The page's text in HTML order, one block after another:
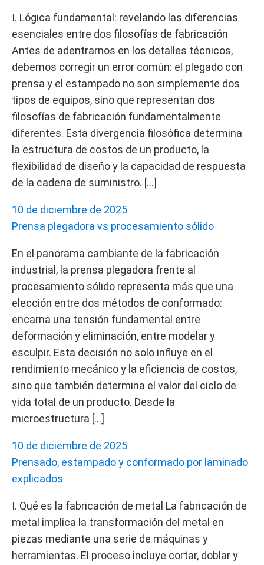
Ⅰ. Lógica fundamental: revelando las diferencias
esenciales entre dos filosofías de fabricación
Antes de adentrarnos en los detalles técnicos,
debemos corregir un error común: el plegado con
prensa y el estampado no son simplemente dos
tipos de equipos, sino que representan dos
filosofías de fabricación fundamentalmente
diferentes. Esta divergencia filosófica determina
la estructura de costos de un producto, la
flexibilidad de diseño y la capacidad de respuesta
de la cadena de suministro. […]
10 de diciembre de 2025
Prensa plegadora vs procesamiento sólido
En el panorama cambiante de la fabricación
industrial, la prensa plegadora frente al
procesamiento sólido representa más que una
elección entre dos métodos de conformado:
encarna una tensión fundamental entre
deformación y eliminación, entre modelar y
esculpir. Esta decisión no solo influye en el
rendimiento mecánico y la eficiencia de costos,
sino que también determina el valor del ciclo de
vida total de un producto. Desde la
microestructura […]
10 de diciembre de 2025
Prensado, estampado y conformado por laminado
explicados
I. Qué es la fabricación de metal La fabricación de
metal implica la transformación del metal en
piezas mediante una serie de máquinas y
herramientas. El proceso incluye cortar, doblar y